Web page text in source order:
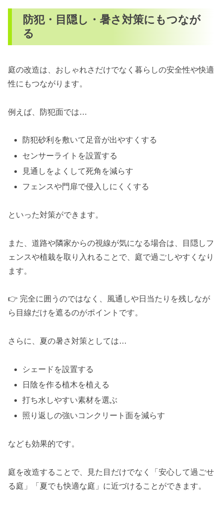
防犯・目隠し・暑さ対策にもつなが
る
庭の改造は、おしゃれさだけでなく暮らしの安全性や快適
性にもつながります。
例えば、防犯面では…
防犯砂利を敷いて足音が出やすくする
センサーライトを設置する
見通しをよくして死角を減らす
フェンスや門扉で侵入しにくくする
といった対策ができます。
また、道路や隣家からの視線が気になる場合は、目隠しフ
ェンスや植栽を取り入れることで、庭で過ごしやすくなり
ます。
👉 完全に囲うのではなく、風通しや日当たりを残しなが
ら目線だけを遮るのがポイントです。
さらに、夏の暑さ対策としては…
シェードを設置する
日陰を作る植木を植える
打ち水しやすい素材を選ぶ
照り返しの強いコンクリート面を減らす
なども効果的です。
庭を改造することで、見た目だけでなく「安心して過ごせ
る庭」「夏でも快適な庭」に近づけることができます。